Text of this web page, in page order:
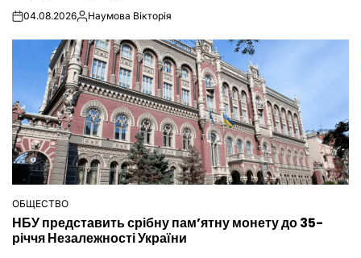
on04.08.2026Опубліковано
Наумова Вікторія
ОПУБЛІКУВАТИ
У
ОБЩЕСТВО
НБУ представить срібну пам’ятну монету до 35-
річчя Незалежності України